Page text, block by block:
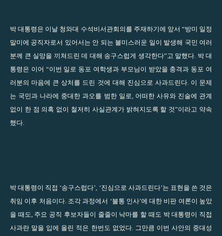
박 대통령은 이날 청와대 수석비서관회의를 주재하기에 앞서 “방미 일정
말미에 공직자로서 있어서는 안 되는 불미스러운 일이 발생해 국민 여러
분께 큰 실망을 끼쳐드린 데 대해 송구스럽게 생각한다”고 말했다. 박 대
통령은 이어 “이번 일로 동포 여학생과 부모님이 받았을 충격과 동포 여
러분의 마음에 큰 상처를 드린 것에 대해 진심으로 사과드린다. 이 문제
는 국민과 나라에 중대한 과오를 범한 일로, 어떠한 사유와 진술에 관계
없이 한 점 의혹 없이 철저히 사실관계가 밝혀지도록 할 것”이라고 약속
했다.
박 대통령이 직접 ‘송구스럽다’, ‘진심으로 사과드린다’는 표현을 쓴 것은
취임 이후 처음이다. 조각 과정에서 ‘불통 인사’에 대한 비판 여론이 높았
을 때도, 주요 공직 후보자들이 줄줄이 낙마를 할 때도 박 대통령이 직접
사과란 말을 입에 올린 적은 한번도 없었다. 그만큼 이번 사안의 중대성